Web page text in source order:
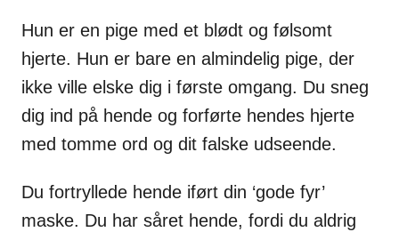
Hun er en pige med et blødt og følsomt
hjerte. Hun er bare en almindelig pige, der
ikke ville elske dig i første omgang. Du sneg
dig ind på hende og forførte hendes hjerte
med tomme ord og dit falske udseende.
Du fortryllede hende iført din ‘gode fyr’
maske. Du har såret hende, fordi du aldrig